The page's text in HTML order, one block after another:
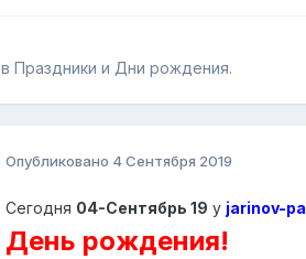
в Праздники и Дни рождения.
Опубликовано 4 Сентября 2019
Сегодня 04-Сентябрь 19 у jarinov-
День рождения!